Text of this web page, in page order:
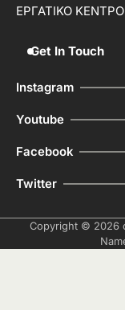
ΕΡΓΑΤΙΚΟ ΚΕΝΤΡΟ
Get In Touch
Instagram
Youtube
Facebook
Twitter
Copyright © 2026